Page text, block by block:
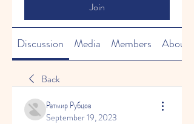
Join
Discussion Media Members About
Back
Ратмир Рубцов
September 19, 2023